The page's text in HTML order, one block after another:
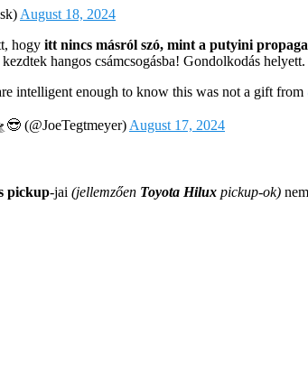
August 18, 2024
hogy itt nincs másról szó, mint a putyini
hangos csámcsogásba! Gondolkodás helyett.
intelligent enough to know this was not a gift from
(@JoeTegtmeyer) August 17, 2024
pickup-jai (jellemzően Toyota Hilux pickup-ok)